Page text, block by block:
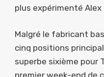
plus expérimenté Alex
Malgré le fabricant
cinq positions
superbe sixième pour
premier week-end de